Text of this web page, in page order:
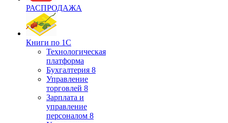
РАСПРОДАЖА
Книги по 1С
Технологическая
платформа
Бухгалтерия 8
Управление
торговлей 8
Зарплата и
управление
персоналом 8